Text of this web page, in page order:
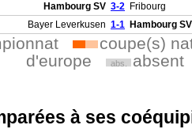
Hambourg SV 3-2 Fribourg
Bayer Leverkusen 1-1 Hambourg SV
coupe(s)
d'europe
abs. absent
à ses